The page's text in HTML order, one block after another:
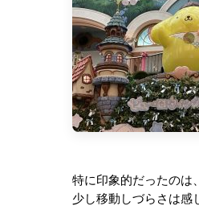
特に印象的だったのは
少し移動しづらさは感